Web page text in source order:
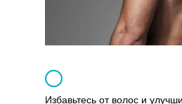
Избавьтесь от волос и